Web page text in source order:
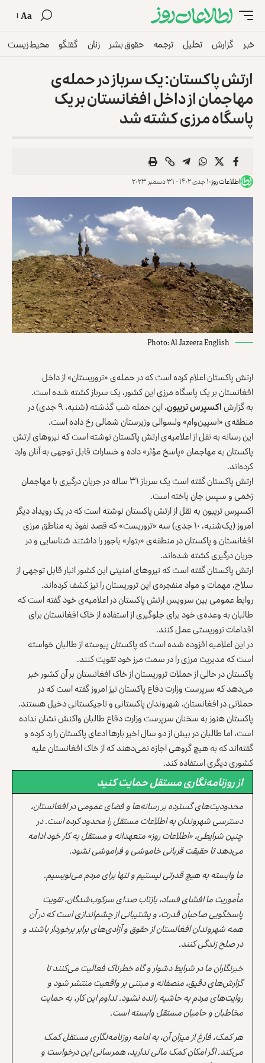
Aa
خبر گزارش تحلیل ترجمه حقوق بشر زنان گفتگو محیط زیست
ارتش پاکستان: یک سرباز در حمله‌ی
مهاجمان از داخل افغانستان بر یک
پاسگاه مرزی کشته شد
اطلاعات روز۱۰ جدی ۱۴۰۲ - ۳۱ دسمبر ۲۰۲۳
Photo: Al Jazeera English
ارتش پاکستان اعلام کرده است که در حمله‌ی «تروریستان» از داخل
افغانستان بر یک پاسگاه مرزی این کشور، یک‌ سرباز کشته شده است.
به گزارشاکسپرس تریبون
، این حمله شب گذشته (شنبه، ۹ جدی) در
منطقه‌ی «اسپین‌وام» ولسوالی وزیرستان شمالی رخ داده است.
این رسانه به نقل از اعلامیه‌ی ارتش پاکستان نوشته است که نیروهای ارتش
پاکستان به مهاجمان «پاسخ مؤثر» داده و خسارات قابل توجهی به آنان وارد
کرده‌اند.
ارتش پاکستان گفته است یک سرباز ۳۱ ساله در جریان درگیری با مهاجمان
زخمی و سپس جان‌ باخته است.
اکسپرس تریبون به نقل از ارتش پاکستان نوشته است که در یک رویداد دیگر
امروز (یک‌شنبه، ۱۰ جدی) سه «تروریست» که قصد نفوذ به مناطق مرزی
افغانستان و پاکستان در منطقه‌ی «بتوار» باجور را داشتند شناسایی و در
جریان درگیری کشته شده‌اند.
ارتش پاکستان گفته است که نیروهای امنیتی این کشور انبار قابل توجهی از
سلاح، مهمات و مواد منفجره‌ی این تروریستان را نیز کشف کرده‌اند.
روابط عمومی بین سرویس ارتش پاکستان در اعلامیه‌ی خود گفته است که
طالبان به وعده‌ی خود برای جلوگیری از استفاده از خاک افغانستان برای
اقدامات تروریستی عمل کنند.
در این اعلامیه افزوده شده است که پاکستان پیوسته از طالبان خواسته
است که مدیریت مرزی را در سمت مرز خود تقویت کنند.
پاکستان در حالی از حملات تروریستان از خاک افغانستان بر آن کشور خبر
می‌دهد که سرپرست وزارت دفاع پاکستان نیز امروز گفته است که در
حملاتی در افغانستان، شهروندان پاکستانی و تاجیکستانی دخیل هستند.
پاکستان هنوز به سخنان سرپرست وزارت دفاع طالبان واکنش نشان نداده
است، اما طالبان در بیش از دو سال اخیر بارها ادعای پاکستان را رد کرده و
گفته‌اند که به هیچ گروهی اجازه نمی‌دهند که از خاک افغانستان علیه
کشوری دیگری استفاده کند.
از روزنامه‌نگاری مستقل حمایت کنید
محدودیت‌های گسترده بر رسانه‌ها و فضای عمومی در افغانستان،
دسترسی شهروندان به اطلاعات مستقل را محدود کرده است. در
چنین شرایطی، «اطلاعات روز» متعهدانه و مستقل به کار خود ادامه
می‌دهد تا حقیقت قربانی خاموشی و فراموشی نشود.
ما وابسته به هیچ قدرتی نیستیم و تنها برای مردم می‌نویسیم.
مأموریت ما افشای فساد، بازتاب صدای سرکوب‌شدگان، تقویت
پاسخگویی صاحبان قدرت، و پشتیبانی از چشم‌اندازی است که در آن
همه شهروندان افغانستان از حقوق و آزادی‌های برابر برخوردار باشند و
در صلح زندگی کنند.
خبرنگاران ما در شرایط دشوار و گاه خطرناک فعالیت می‌کنند تا
گزارش‌های دقیق، منصفانه و مبتنی بر واقعیت منتشر شود و
روایت‌های مردم به حاشیه رانده نشود. تداوم این کار، به حمایت
مخاطبان و حامیان مستقل وابسته است.
هر کمک، فارغ از میزان آن، به ادامه روزنامه‌نگاری مستقل کمک
می‌کند. اگر امکان کمک مالی ندارید، همرسانی این درخواست و